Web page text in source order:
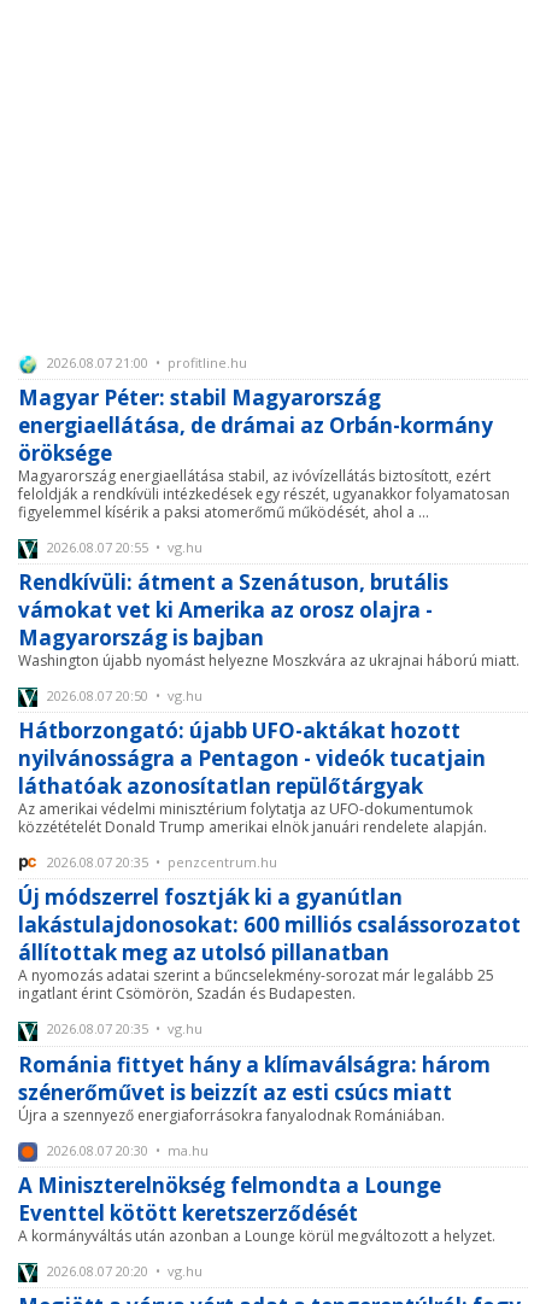
2026.08.07 21:00 • profitline.hu
Magyar Péter: stabil Magyarország
energiaellátása, de drámai az Orbán-kormány
öröksége
Magyarország energiaellátása stabil, az ivóvízellátás biztosított, ezért
feloldják a rendkívüli intézkedések egy részét, ugyanakkor folyamatosan
figyelemmel kísérik a paksi atomerőmű működését, ahol a ...
2026.08.07 20:55 • vg.hu
Rendkívüli: átment a Szenátuson, brutális
vámokat vet ki Amerika az orosz olajra -
Magyarország is bajban
Washington újabb nyomást helyezne Moszkvára az ukrajnai háború miatt.
2026.08.07 20:50 • vg.hu
Hátborzongató: újabb UFO-aktákat hozott
nyilvánosságra a Pentagon - videók tucatjain
láthatóak azonosítatlan repülőtárgyak
Az amerikai védelmi minisztérium folytatja az UFO-dokumentumok
közzétételét Donald Trump amerikai elnök januári rendelete alapján.
2026.08.07 20:35 • penzcentrum.hu
Új módszerrel fosztják ki a gyanútlan
lakástulajdonosokat: 600 milliós csalássorozatot
állítottak meg az utolsó pillanatban
A nyomozás adatai szerint a bűncselekmény-sorozat már legalább 25
ingatlant érint Csömörön, Szadán és Budapesten.
2026.08.07 20:35 • vg.hu
Románia fittyet hány a klímaválságra: három
szénerőművet is beizzít az esti csúcs miatt
Újra a szennyező energiaforrásokra fanyalodnak Romániában.
2026.08.07 20:30 • ma.hu
A Miniszterelnökség felmondta a Lounge
Eventtel kötött keretszerződését
A kormányváltás után azonban a Lounge körül megváltozott a helyzet.
2026.08.07 20:20 • vg.hu